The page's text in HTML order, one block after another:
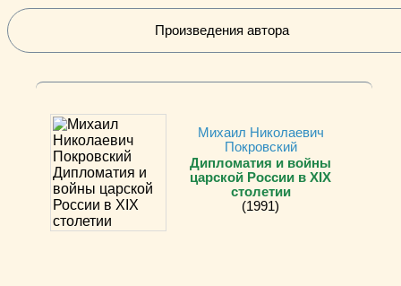
Произведения автора
Михаил Николаевич
Покровский
Дипломатия и войны
царской России в XIX
столетии
(1991)